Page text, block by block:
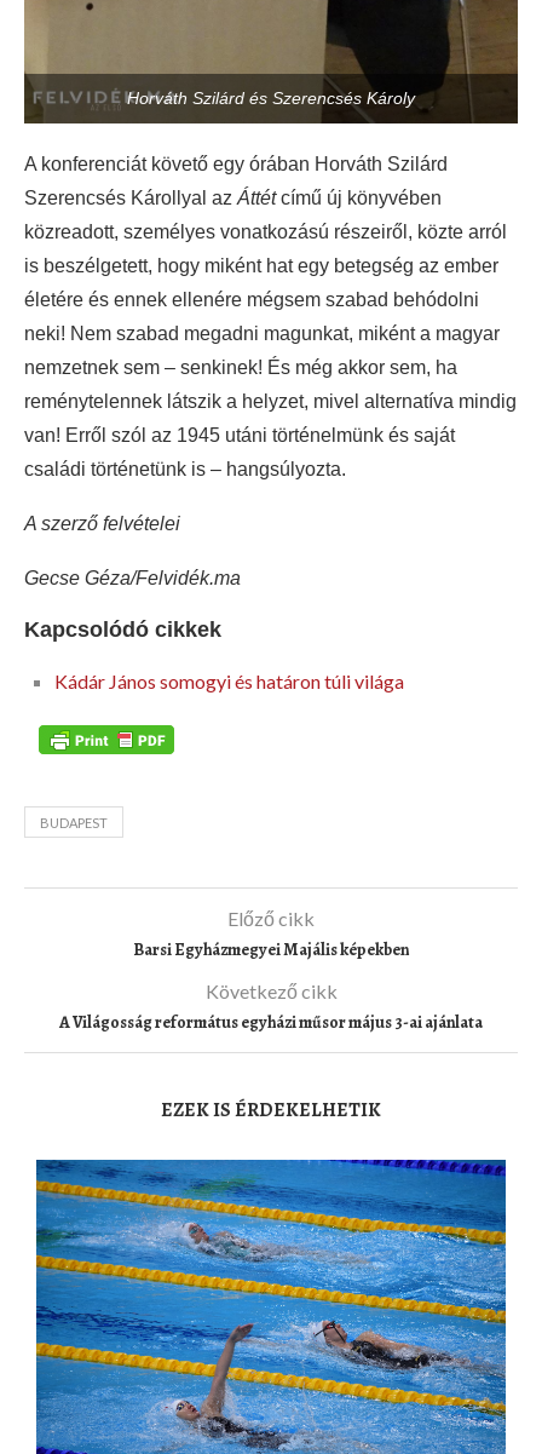
Horváth Szilárd és Szerencsés Károly
A konferenciát követő egy órában Horváth Szilárd
Szerencsés Károllyal az Áttétcímű új könyvében
közreadott, személyes vonatkozású részeiről, közte arról
is beszélgetett, hogy miként hat egy betegség az ember
életére és ennek ellenére mégsem szabad behódolni
neki! Nem szabad megadni magunkat, miként a magyar
nemzetnek sem – senkinek! És még akkor sem, ha
reménytelennek látszik a helyzet, mivel alternatíva mindig
van! Erről szól az 1945 utáni történelmünk és saját
családi történetünk is – hangsúlyozta.
A szerző felvételei
Gecse Géza/Felvidék.ma
Kapcsolódó cikkek
Kádár János somogyi és határon túli világa
BUDAPEST
Előző cikk
Barsi Egyházmegyei Majális képekben
Következő cikk
A Világosság református egyházi műsor május 3-ai ajánlata
EZEK IS ÉRDEKELHETIK